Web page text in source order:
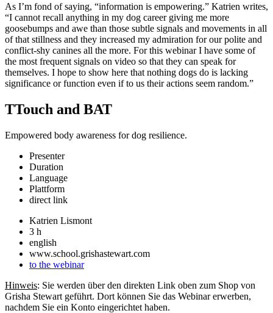
As I’m fond of saying, “information is empowering.” Katrien writes,
“I cannot recall anything in my dog career giving me more
goosebumps and awe than those subtle signals and movements in all
of that stillness and they increased my admiration for our polite and
conflict-shy canines all the more. For this webinar I have some of
the most frequent signals on video so that they can speak for
themselves. I hope to show here that nothing dogs do is lacking
significance or function even if to us their actions seem random.”
TTouch and BAT
Empowered body awareness for dog resilience.
Presenter
Duration
Language
Plattform
direct link
Katrien Lismont
3 h
english
www.school.grishastewart.com
to the webinar
Hinweis: Sie werden über den direkten Link oben zum Shop von
Grisha Stewart geführt. Dort können Sie das Webinar erwerben,
nachdem Sie ein Konto eingerichtet haben.